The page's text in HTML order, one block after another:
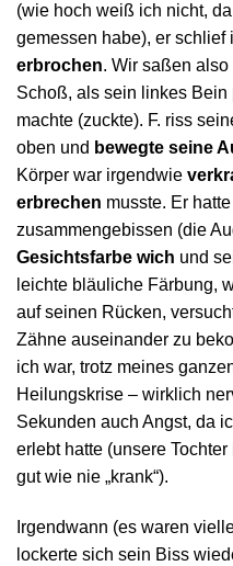
(wie hoch weiß ich nicht,
gemessen habe), er schlief
erbrochen. Wir saßen also
Schoß, als sein linkes
machte (zuckte). F. riss
oben und bewegte seine
Körper war irgendwie
erbrechen musste. Er
zusammengebissen (die
Gesichtsfarbe wich und
leichte bläuliche Färbung,
auf seinen Rücken,
Zähne auseinander zu
ich war, trotz meines
Heilungskrise – wirklich
Sekunden auch Angst, da
erlebt hatte (unsere
gut wie nie „krank“).
Irgendwann (es waren
lockerte sich sein Biss